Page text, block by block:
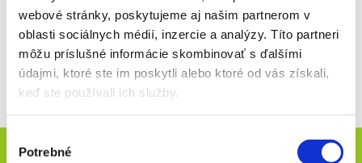
webové stránky, poskytujeme aj našim partnerom v
oblasti sociálnych médií, inzercie a analýzy. Títo partneri
môžu príslušné informácie skombinovať s ďalšími
údajmi, ktoré ste im poskytli alebo ktoré od vás získali,
keď ste používali ich služby.
súhlasu
Potrebné
VIP vstupenky na celý pretekársky víkend
400 €
Viac info
Novinky e-mailom